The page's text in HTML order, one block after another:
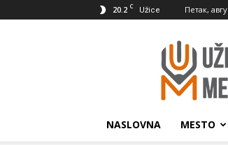
20.2 C Užice Петак,
NASLOVNA MESTO